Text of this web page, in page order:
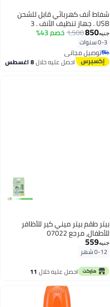
شفاط أنف كهربائي قابل للشحن
USB . جهاز تنظيف الأنف . 3
مستويات شفط . رؤوس سيليكون
مهدئة . سهل التنظيف
جنيه850
1,500خصم 43%
0-3 سنوات
توصيل مجاني
توصيل مجانياحصل عليه خلال8 اغسطس
بيتر طقم بيتر ميني كير للأظافر
للأطفال، مرجع 07022
جنيه559
0-12 شهر
احصل عليه خلال 11